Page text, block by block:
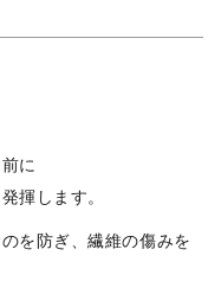
に
揮します。
を防ぎ、繊維の傷みを